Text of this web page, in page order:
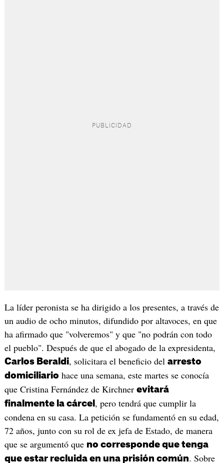
La líder peronista se ha dirigido a los presentes, a través de
un audio de ocho minutos, difundido por altavoces, en que
ha afirmado que "volveremos" y que "no podrán con todo
el pueblo". Después de que el abogado de la expresidenta,
Carlos Beraldi, solicitara el beneficio del arresto
domiciliario hace una semana, este martes se conocía
que Cristina Fernández de Kirchner evitará
finalmente la cárcel , pero tendrá que cumplir la
condena en su casa. La petición se fundamentó en su edad,
72 años, junto con su rol de ex jefa de Estado, de manera
que se argumentó que no corresponde que tenga
que estar recluida en una prisión común. Sobre